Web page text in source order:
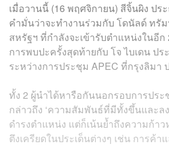
เมื่อวานนี้ (16 พฤศจิกายน) สีจิ้นผิง ปร
คำมั่นว่าจะทำงานร่วมกับ โดนัลด์ ทรั
สหรัฐฯ ที่กำลังจะเข้ารับตำแหน่งในอี
การพบปะครั้งสุดท้ายกับ โจ ไบเดน ป
ระหว่างการประชุม APEC ที่กรุงลิมา
ทั้ง 2 ผู้นำได้หารือกันนอกรอบการประ
กล่าวถึง ‘ความสัมพันธ์ที่มีทั้งขึ้นและล
ดำรงตำแหน่ง แต่ก็เน้นย้ำถึงความก้า
ตึงเครียดในประเด็นต่างๆ เช่น การค้า